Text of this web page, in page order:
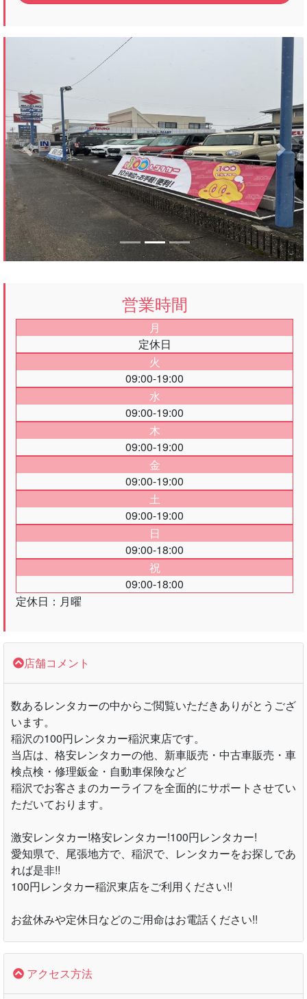
Previous Next
営業時間
月
定休日
火
09:00-19:00
水
09:00-19:00
木
09:00-19:00
金
09:00-19:00
土
09:00-19:00
日
09:00-18:00
祝
09:00-18:00
定休日：月曜
店舗コメント
数あるレンタカーの中からご閲覧いただきありがとうござ
います。
稲沢の100円レンタカー稲沢東店です。
当店は、格安レンタカーの他、新車販売・中古車販売・車
検点検・修理鈑金・自動車保険など
稲沢でお客さまのカーライフを全面的にサポートさせてい
ただいております。
激安レンタカー!格安レンタカー!100円レンタカー!
愛知県で、尾張地方で、稲沢で、レンタカーをお探しであ
れば是非!!
100円レンタカー稲沢東店をご利用ください!!
お盆休みや定休日などのご用命はお電話ください!!
アクセス方法